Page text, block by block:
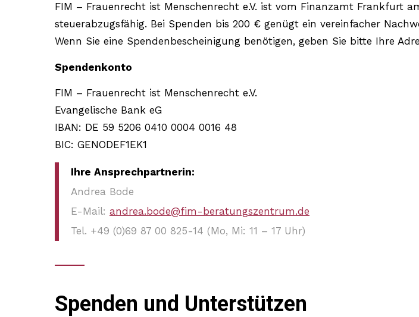
FIM – Frauenrecht ist Menschenrecht e.V. ist vom Finanzamt Frankfurt
steuerabzugsfähig. Bei Spenden bis 200 € genügt ein vereinfacher
Wenn Sie eine Spendenbescheinigung benötigen, geben Sie bitte Ihre
Spendenkonto
FIM – Frauenrecht ist Menschenrecht e.V.
Evangelische Bank eG
IBAN: DE 59 5206 0410 0004 0016 48
BIC: GENODEF1EK1
Ihre Ansprechpartnerin:
Andrea Bode
E-Mail: andrea.bode@fim-beratungszentrum.de
Tel. +49 (0)69 87 00 825-14 (Mo, Mi: 11 – 17 Uhr)
Spenden und Unterstützen